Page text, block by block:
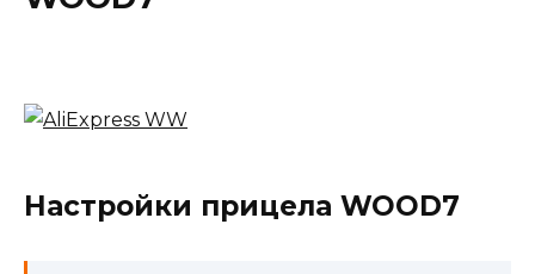
Настройки прицела WOOD7